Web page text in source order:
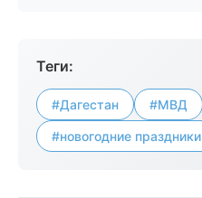
Теги:
#Дагестан #МВД
#новогодние праздники